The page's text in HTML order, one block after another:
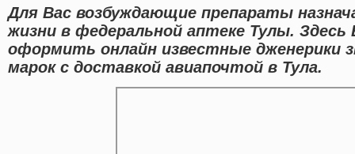
Для Вас возбуждающие препараты
жизни в федеральной аптеке Тулы.
оформить онлайн известные дженерики
марок с доставкой авиапочтой в Тула.